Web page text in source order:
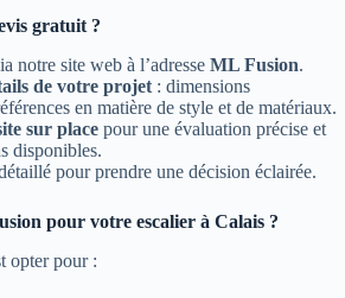
gratuit ?
notre site web à l’adresse ML Fusion.
de votre projet : dimensions
en matière de style et de matériaux.
sur place pour une évaluation précise et
disponibles.
pour prendre une décision éclairée.
pour votre escalier à Calais ?
opter pour :